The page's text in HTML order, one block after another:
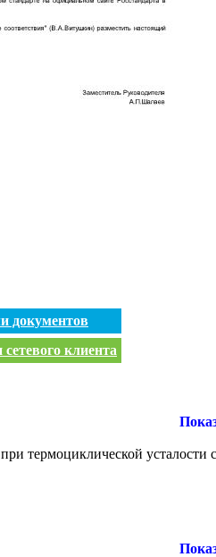
документов
клиента
термоциклической усталости